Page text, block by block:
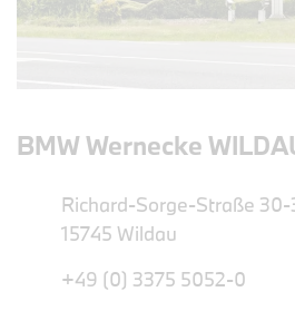
BMW Wernecke
Richard-Sorge-Straße 30-
15745 Wildau
+49 (0) 3375 5052-0